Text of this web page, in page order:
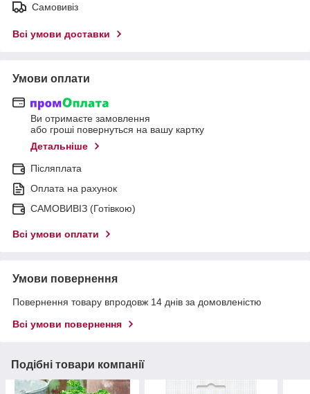
Самовивіз
Всі умови доставки
Умови оплати
Ви отримаєте замовлення
або гроші повернуться на вашу картку
Детальніше
Післяплата
Оплата на рахунок
САМОВИВІЗ (Готівкою)
Всі умови оплати
Умови повернення
Повернення товару впродовж 14 днів за домовленістю
Всі умови повернення
Подібні товари компанії